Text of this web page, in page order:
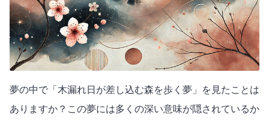
夢の中で「木漏れ日が差し込む森を歩く夢」を見たことは
ありますか？この夢には多くの深い意味が隠されているか